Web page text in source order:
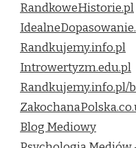
RandkoweHistorie.pl
Randkujemy.info.pl
Introwertyzm.edu.pl
Randkujemy.info.pl/
Blog Mediowy